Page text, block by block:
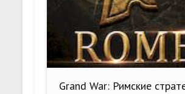
Grand War: Римские